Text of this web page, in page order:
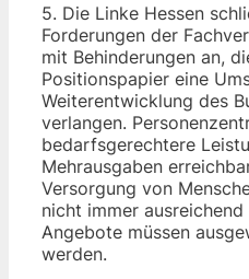
5. Die Linke Hessen
Forderungen der
mit Behinderungen an,
Positionspapier eine
Weiterentwicklung des
verlangen.
bedarfsgerechtere
Mehrausgaben
Versorgung von
nicht immer
Angebote müssen
werden.